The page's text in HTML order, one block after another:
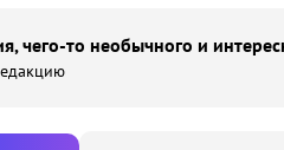
чего-то необычного и